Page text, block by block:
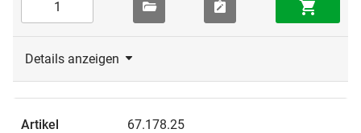
Details anzeigen
67.178.25